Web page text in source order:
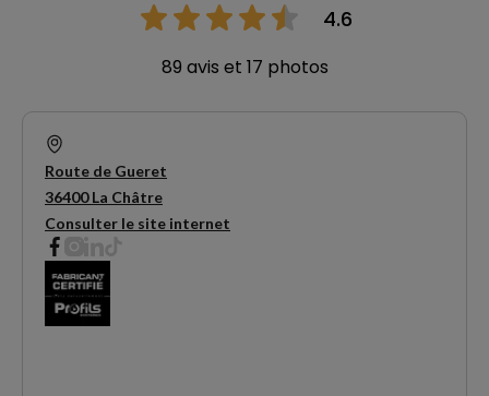
4.6
89 avis et 17 photos
Route de Gueret
36400 La Châtre
Consulter le site internet